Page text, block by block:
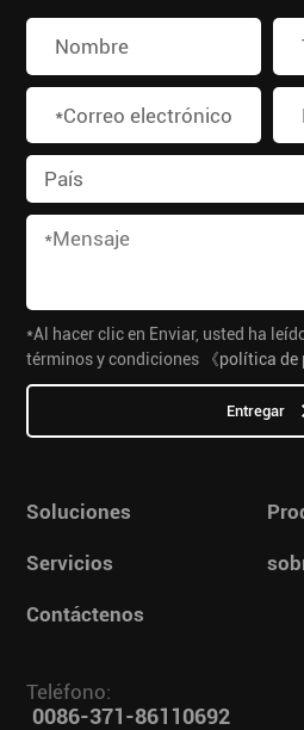
*Al hacer clic en Enviar, usted ha
términos y condiciones
《política de
Entregar
Soluciones
Servicios
Contáctenos
Teléfono:
0086-371-86110692